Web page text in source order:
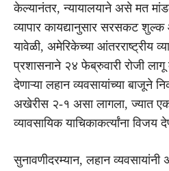
केल्यानंतर, न्यायालयाने असे मत
व्यापार कायद्यानुसार सरसकट शुल्क
यावेळी, अमेरिकेच्या आंतरराष्ट्रीय
प्रशासनाने २४ फेब्रुवारी रोजी
देणाऱ्या लहान व्यवसायांच्या बाजूने
अखेरीस २-१ असा लागला, ज्यात
व्यावसायिक याचिकाकर्त्यांना
सुनावणीदरम्यान, लहान